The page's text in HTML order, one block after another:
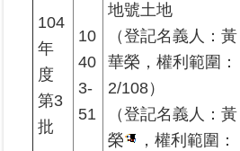
104
年
度
第3
批
10
40
3-
51
地號土地
（登記名義人：黃
華榮，權利範圍：
2/108）
（登記名義人：黃
榮
，權利範圍：